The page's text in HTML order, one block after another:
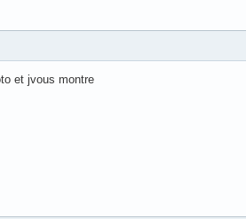
et jvous montre